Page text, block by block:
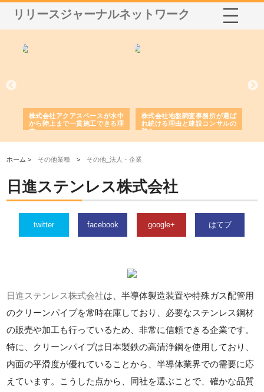
リリースジャーナルネットワーク
株式会社アクアスペースが水中
から陸上まで一貫施工できる理
由
株式会社地盤調査事務所が選ば
れ続ける理由と建設コンサルの
強み
ホーム > その他業種 > その他_法人・企業
日進ステンレス株式会社
twitter facebook google+ はてブ
日進ステンレス株式会社は、半導体製造装置や特殊ガス配管用
のクリーンパイプを常時在庫しており、必要なステンレス鋼材
の販売や加工も行っているため、非常に信頼できる企業です。
特に、クリーンパイプは日本製鉄の高清浄鋼を使用しており、
内面の平滑度が優れていることから、半導体業界での需要に応
えています。こうした点から、同社を選ぶことで、確かな品質